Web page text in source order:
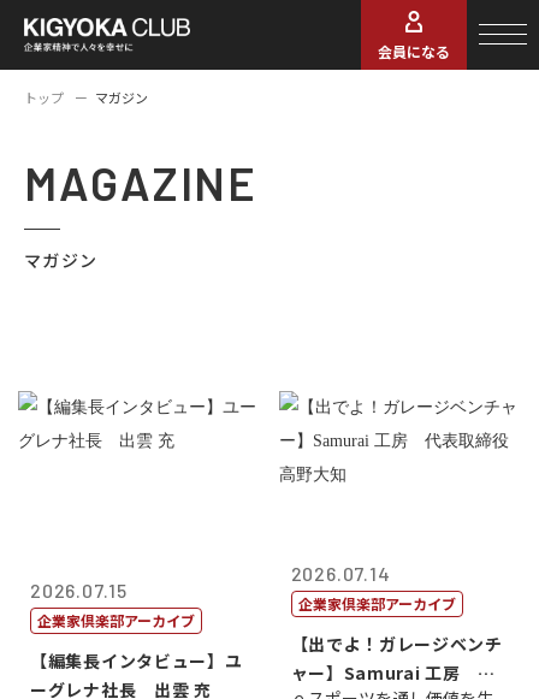
会員になる
トップ マガジン
MAGAZINE
マガジン
2026.07.15
企業家倶楽部アーカイブ
【編集長インタビュー】ユ
ーグレナ社長 出雲 充
2026.07.14
企業家倶楽部アーカイブ
【出でよ！ガレージベンチ
ャー】Samurai 工房 代